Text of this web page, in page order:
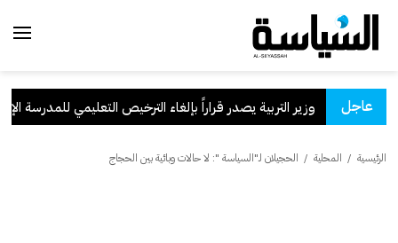
عاجل وزير التربية يصدر قراراً بإلغاء الترخيص التعليمي للمدرسة
الرئيسية / المحلية / الحجيلان لـ"السياسة ": لا حالات وبائية بين الحجاج